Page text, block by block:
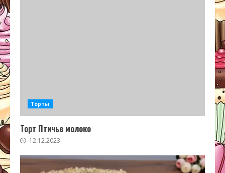
Торты
Торт Птичье молоко
12.12.2023